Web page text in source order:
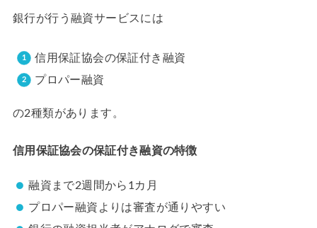
銀行が行う融資サービスには
信用保証協会の保証付き融資
プロパー融資
の2種類があります。
信用保証協会の保証付き融資の特徴
融資まで2週間から1カ月
プロパー融資よりは審査が通りやすい